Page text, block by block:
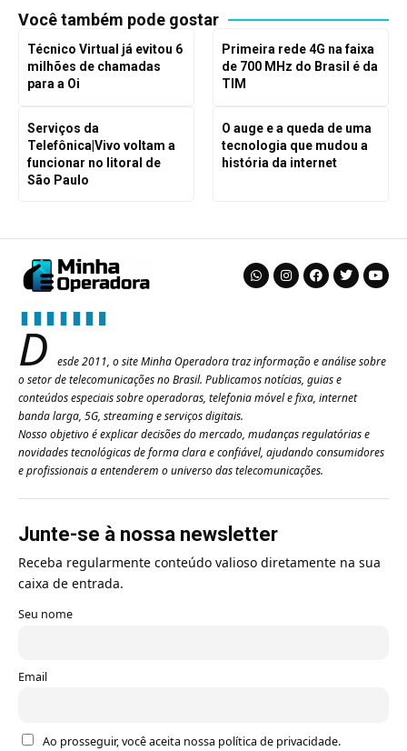
Você também pode gostar
Técnico Virtual já evitou 6
milhões de chamadas
para a Oi
Primeira rede 4G na faixa
de 700 MHz do Brasil é da
TIM
Serviços da
Telefônica|Vivo voltam a
funcionar no litoral de
São Paulo
O auge e a queda de uma
tecnologia que mudou a
história da internet
D
esde 2011, o site Minha Operadora traz informação e análise sobre
o setor de telecomunicações no Brasil. Publicamos notícias, guias e
conteúdos especiais sobre operadoras, telefonia móvel e fixa, internet
banda larga, 5G, streaming e serviços digitais.
Nosso objetivo é explicar decisões do mercado, mudanças regulatórias e
novidades tecnológicas de forma clara e confiável, ajudando consumidores
e profissionais a entenderem o universo das telecomunicações.
Junte-se à nossa newsletter
Receba regularmente conteúdo valioso diretamente na sua
caixa de entrada.
Seu nome
Email
Ao prosseguir, você aceita nossa política de privacidade.